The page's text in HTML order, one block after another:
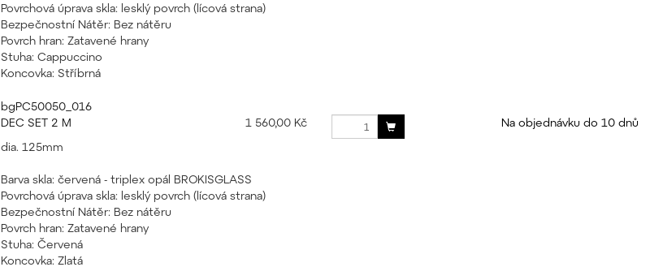
Povrchová úprava skla: lesklý povrch (lícová strana)
Bezpečnostní Nátěr: Bez nátěru
Povrch hran: Zatavené hrany
Stuha: Cappuccino
Koncovka: Stříbrná
bgPC50050_016
DEC SET 2 M
1 560,00 Kč
Na objednávku do 10 dnů
dia. 125mm
Barva skla: červená - triplex opál BROKISGLASS
Povrchová úprava skla: lesklý povrch (lícová strana)
Bezpečnostní Nátěr: Bez nátěru
Povrch hran: Zatavené hrany
Stuha: Červená
Koncovka: Zlatá